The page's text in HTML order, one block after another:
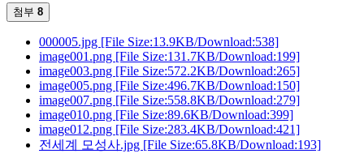
첨부 8
000005.jpg [File Size:13.9KB/Download:538]
image001.png [File Size:131.7KB/Download:199]
image003.png [File Size:572.2KB/Download:265]
image005.png [File Size:496.7KB/Download:150]
image007.png [File Size:558.8KB/Download:279]
image010.png [File Size:89.6KB/Download:399]
image012.png [File Size:283.4KB/Download:421]
전세계 모성사.jpg [File Size:65.8KB/Download:193]